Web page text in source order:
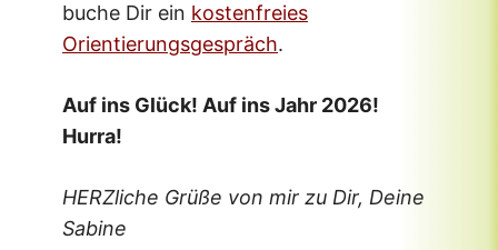
buche Dir ein kostenfreies
Orientierungsgespräch.
Auf ins Glück! Auf ins Jahr 2026!
Hurra!
HERZliche Grüße von mir zu Dir, Deine
Sabine